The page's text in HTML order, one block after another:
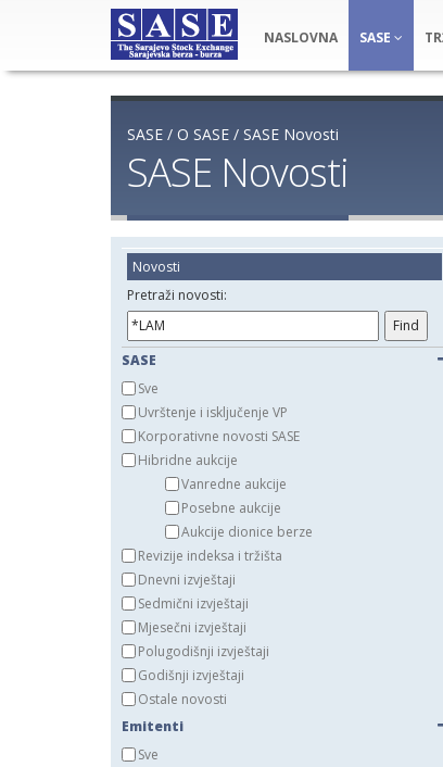
NASLOVNA SASE
SASE / O SASE / SASE Novosti
SASE Novosti
Novosti
Pretraži novosti:
SASE
Sve
Uvrštenje i isključenje VP
Korporativne novosti SASE
Hibridne aukcije
Vanredne aukcije
Posebne aukcije
Aukcije dionice berze
Revizije indeksa i tržišta
Dnevni izvještaji
Sedmični izvještaji
Mjesečni izvještaji
Polugodišnji izvještaji
Godišnji izvještaji
Ostale novosti
Emitenti
Sve